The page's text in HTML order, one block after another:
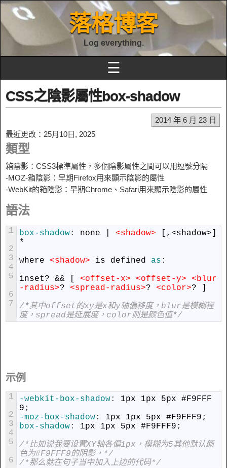
落格博客
Log everything.
☰
CSS之陰影屬性box-shadow
2014 年 6 月 23 日
最近更改：25月10日, 2025
類型
箱陰影：CSS3標準屬性，多個陰影屬性之間可以用逗號分隔
-MOZ-箱陰影：早期Firefox用來顯示陰影的屬性
-WebKit的箱陰影：早期Chrome、Safari用來顯示陰影的屬性
語法
1
2
3
4
5
6
7
box-shadow: none <shadow>
[,<shadow>]
*
where
<shadow> is defined as :
inset?
&& [ <offset-x> <offset-y>
<blur
-radius>? <spread-radius>? <color>?
]
/*其中offset的xy是x和y轴偏移度，blur是模糊程
度，spread是延展度，color则是颜色值*/
示例
1
2
3
4
5
6
-webkit-box-shadow: 1px 1px 5px
#F9FFF
9 ;
-moz-box-shadow: 1px 1px 5px #F9FFF9 ;
box-shadow: 1px 1px 5px #F9FFF9 ;
/*比如说我要设置XY轴各偏1px，模糊为5其他默认颜
色为#F9FFF9的阴影，*/
/*那么就在句子当中加入上边的代码*/